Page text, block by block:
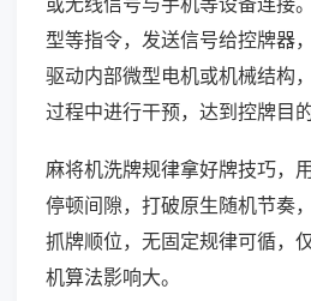
型等指令，发送信号给控牌器
驱动内部微型电机或机械结构
过程中进行干预，达到控牌目的
麻将机洗牌规律拿好牌技巧，
停顿间隙，打破原生随机节奏
抓牌顺位，无固定规律可循，
机算法影响大。